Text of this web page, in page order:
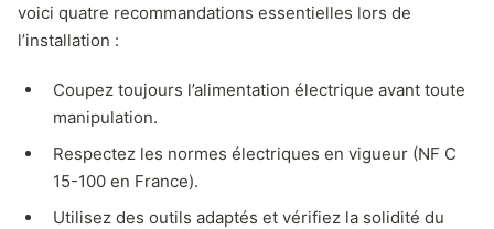
voici quatre recommandations essentielles lors de
l’installation :
Coupez toujours l’alimentation électrique avant toute
manipulation.
Respectez les normes électriques en vigueur (NF C
15-100 en France).
Utilisez des outils adaptés et vérifiez la solidité du